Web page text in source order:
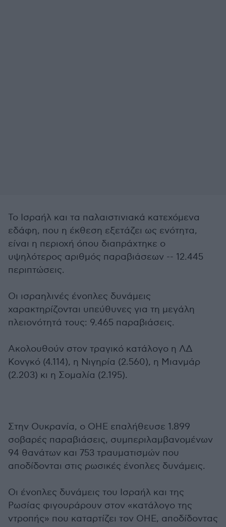
Το Ισραήλ και τα παλαιστινιακά κατεχόμενα
εδάφη, που η έκθεση εξετάζει ως ενότητα,
είναι η περιοχή όπου διαπράχτηκε ο
υψηλότερος αριθμός παραβιάσεων -- 12.445
περιπτώσεις.
Οι ισραηλινές ένοπλες δυνάμεις
χαρακτηρίζονται υπεύθυνες για τη μεγάλη
πλειονότητά τους: 9.465 παραβιάσεις.
Ακολουθούν στον τραγικό κατάλογο η ΛΔ
Κονγκό (4.114), η Νιγηρία (2.560), η Μιανμάρ
(2.203) κι η Σομαλία (2.195).
Στην Ουκρανία, ο ΟΗΕ επαλήθευσε 1.899
σοβαρές παραβιάσεις, συμπεριλαμβανομένων
94 θανάτων και 753 τραυματισμών που
αποδίδονται στις ρωσικές ένοπλες δυνάμεις.
Οι ένοπλες δυνάμεις του Ισραήλ και της
Ρωσίας φιγουράρουν στον «κατάλογο της
ντροπής» που καταρτίζει τον ΟΗΕ, αποδίδοντας